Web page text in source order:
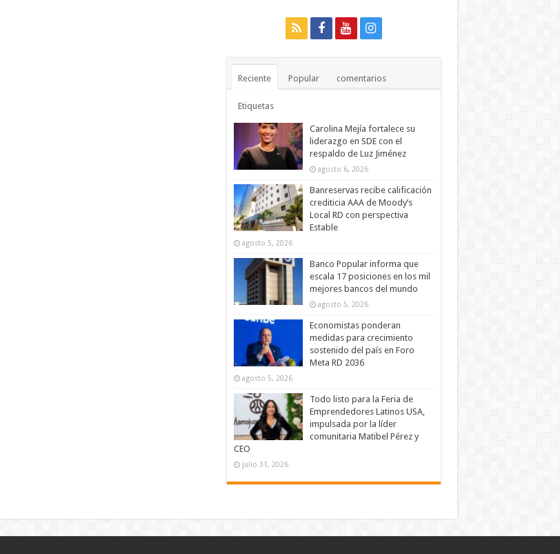
Reciente Popular comentarios
Etiquetas
Carolina Mejía fortalece su
liderazgo en SDE con el
respaldo de Luz Jiménez
agosto 6, 2026
Banreservas recibe calificación
crediticia AAA de Moody’s
Local RD con perspectiva
Estable
agosto 5, 2026
Banco Popular informa que
escala 17 posiciones en los mil
mejores bancos del mundo
agosto 5, 2026
Economistas ponderan
medidas para crecimiento
sostenido del país en Foro
Meta RD 2036
agosto 5, 2026
Todo listo para la Feria de
Emprendedores Latinos USA,
impulsada por la líder
comunitaria Matibel Pérez y
CEO
julio 31, 2026